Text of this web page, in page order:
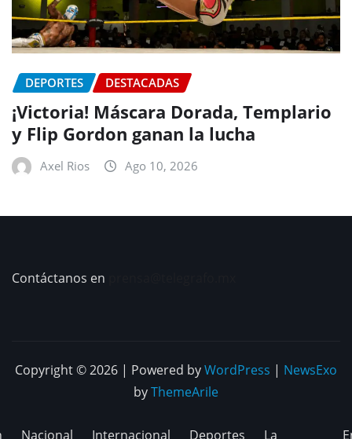
DEPORTES DESTACADAS
¡Victoria! Máscara Dorada, Templario
y Flip Gordon ganan la lucha
Axel Rios Ago 10, 2026
Contáctanos en
Copyright © 2026 | Powered byWordPress | NewsExo
byThemeArile
Nacional Internacional Deportes
La